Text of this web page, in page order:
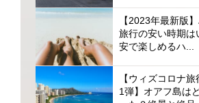
【2023年最新版
旅行の安い時期は
安で楽しめるハ...
【ウィズコロナ
1弾】オアフ島は